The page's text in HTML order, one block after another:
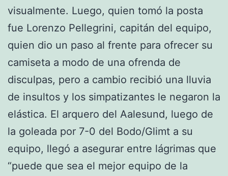
visualmente. Luego, quien tomó la posta
fue Lorenzo Pellegrini, capitán del equipo,
quien dio un paso al frente para ofrecer su
camiseta a modo de una ofrenda de
disculpas, pero a cambio recibió una lluvia
de insultos y los simpatizantes le negaron la
elástica. El arquero del Aalesund, luego de
la goleada por 7-0 del Bodo/Glimt a su
equipo, llegó a asegurar entre lágrimas que
“puede que sea el mejor equipo de la